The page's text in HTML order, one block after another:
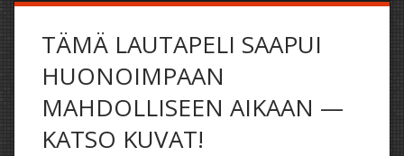
TÄMÄ LAUTAPELI SAAPUI
HUONOIMPAAN
MAHDOLLISEEN AIKAAN —
KATSO KUVAT!